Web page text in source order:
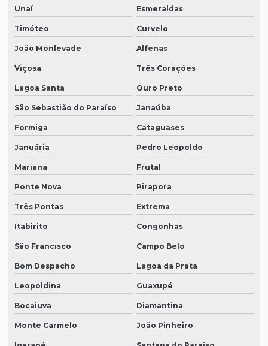
Unaí Esmeraldas
Timóteo Curvelo
João Monlevade Alfenas
Viçosa Três Corações
Lagoa Santa Ouro Preto
São Sebastião do Paraíso Janaúba
Formiga Cataguases
Januária Pedro Leopoldo
Mariana Frutal
Ponte Nova Pirapora
Três Pontas Extrema
Itabirito Congonhas
São Francisco Campo Belo
Bom Despacho Lagoa da Prata
Leopoldina Guaxupé
Bocaiuva Diamantina
Monte Carmelo João Pinheiro